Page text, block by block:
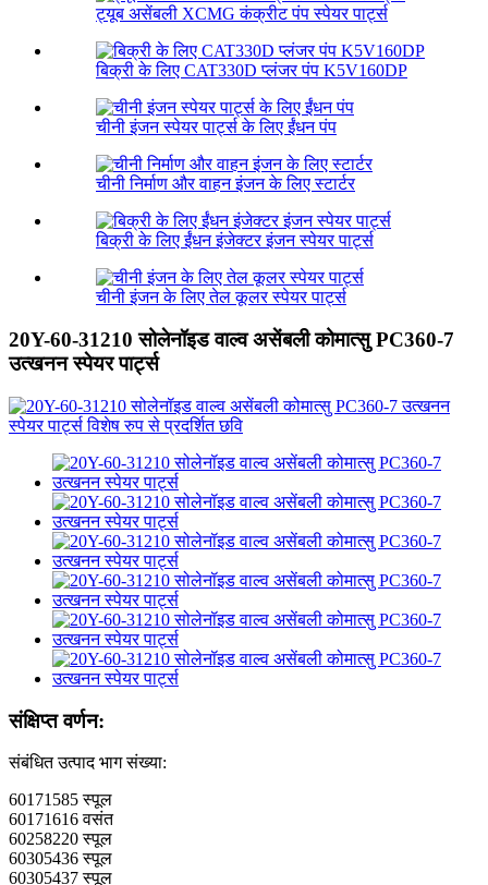
ट्यूब असेंबली XCMG कंक्रीट पंप स्पेयर पार्ट्स
बिक्री के लिए CAT330D प्लंजर पंप K5V160DP
चीनी इंजन स्पेयर पार्ट्स के लिए ईंधन पंप
चीनी निर्माण और वाहन इंजन के लिए स्टार्टर
बिक्री के लिए ईंधन इंजेक्टर इंजन स्पेयर पार्ट्स
चीनी इंजन के लिए तेल कूलर स्पेयर पार्ट्स
20Y-60-31210 सोलेनॉइड वाल्व असेंबली कोमात्सु PC360-7
उत्खनन स्पेयर पार्ट्स
संक्षिप्त वर्णन:
संबंधित उत्पाद भाग संख्या:
60171585 स्पूल
60171616 वसंत
60258220 स्पूल
60305436 स्पूल
60305437 स्पूल